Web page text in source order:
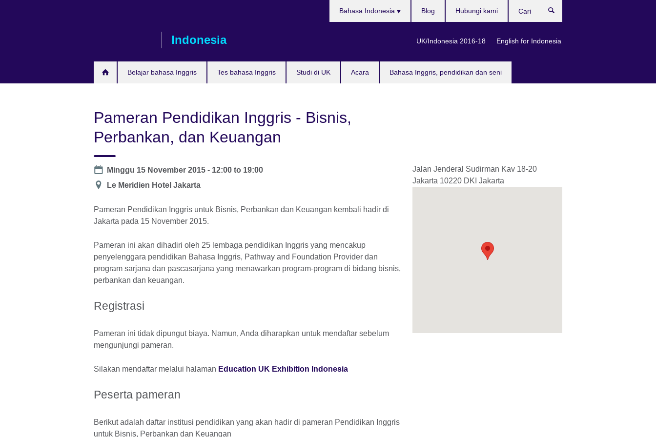
Indonesia
Belajar bahasa Inggris Tes bahasa Inggris Studi di UK Acara Bahasa Inggris, pendidikan dan seni
Bahasa Indonesia
UK/Indonesia 2016-18 English for Indonesia
Blog Hubungi kami
Pameran Pendidikan Inggris - Bisnis,
Perbankan, dan Keuangan
Date
Minggu 15 November 2015 - 12:00 to 19:00
Lokasi
Le Meridien Hotel Jakarta
Pameran Pendidikan Inggris untuk Bisnis, Perbankan dan Keuangan kembali hadir di
Jakarta pada 15 November 2015.
Pameran ini akan dihadiri oleh 25 lembaga pendidikan Inggris yang mencakup
penyelenggara pendidikan Bahasa Inggris, Pathway and Foundation Provider dan
program sarjana dan pascasarjana yang menawarkan program-program di bidang bisnis,
perbankan dan keuangan.
Registrasi
Pameran ini tidak dipungut biaya. Namun, Anda diharapkan untuk mendaftar sebelum
mengunjungi pameran.
Silakan mendaftar melalui halaman Education UK Exhibition Indonesia
Peserta pameran
Berikut adalah daftar institusi pendidikan yang akan hadir di pameran Pendidikan Inggris
untuk Bisnis, Perbankan dan Keuangan
Jalan Jenderal Sudirman Kav 18-20
Jakarta 10220 DKI Jakarta